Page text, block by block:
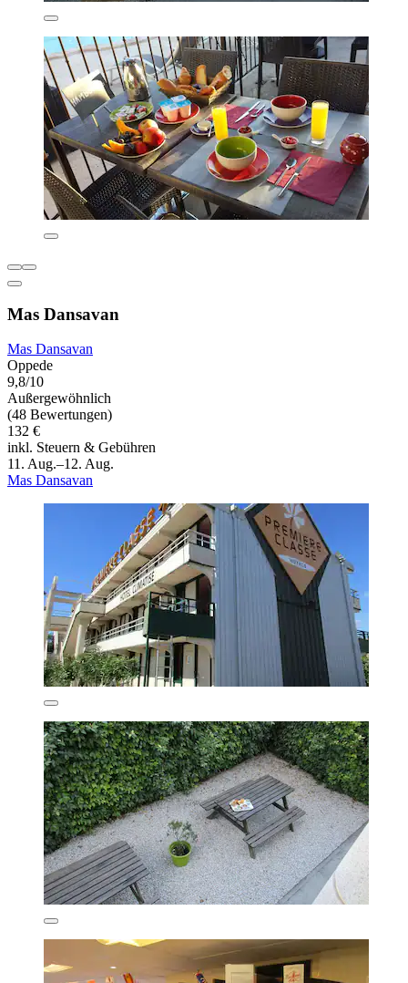
Mas Dansavan
Mas Dansavan
Oppede
9,8/10
Außergewöhnlich
(48 Bewertungen)
132 €
inkl. Steuern & Gebühren
11. Aug.–12. Aug.
Mas Dansavan